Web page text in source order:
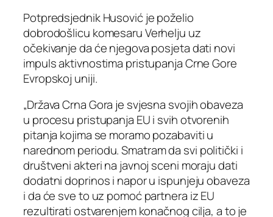
Potpredsjednik Husović je poželio
dobrodošlicu komesaru Verhelju uz
očekivanje da će njegova posjeta dati novi
impuls aktivnostima pristupanja Crne Gore
Evropskoj uniji.
„Država Crna Gora je svjesna svojih obaveza
u procesu pristupanja EU i svih otvorenih
pitanja kojima se moramo pozabaviti u
narednom periodu. Smatram da svi politički i
društveni akteri na javnoj sceni moraju dati
dodatni doprinos i napor u ispunjeju obaveza
i da će sve to uz pomoć partnera iz EU
rezultirati ostvarenjem konačnog cilja, a to je